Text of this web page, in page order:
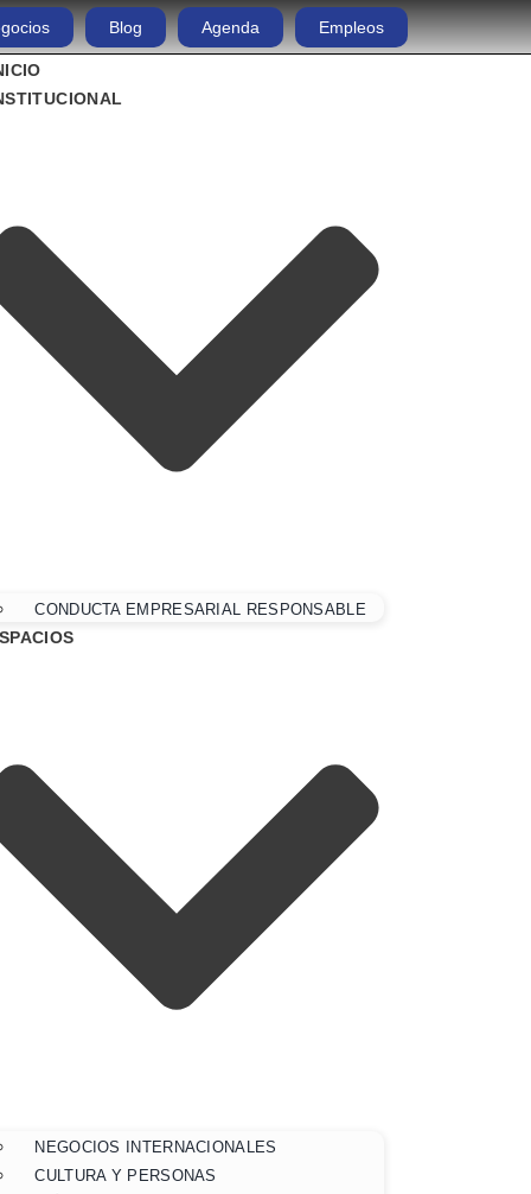
Blog Agenda Empleos
CONDUCTA EMPRESARIAL RESPONSABLE
NEGOCIOS INTERNACIONALES
CULTURA Y PERSONAS